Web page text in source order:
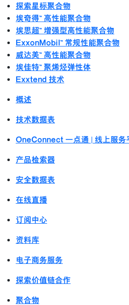
探索星标聚合物
埃奇得™ 高性能聚合物
埃思超™ 增强型高性能聚合物
ExxonMobil™ 常规性能聚合物
威达美™ 高性能聚合物
埃佳特™ 聚烯烃弹性体
Exxtend 技术
概述
技术数据表
OneConnect 一点通 | 线上服务
产品检索器
安全数据表
在线直播
订阅中心
资料库
电子商务服务
探索价值链合作
聚合物